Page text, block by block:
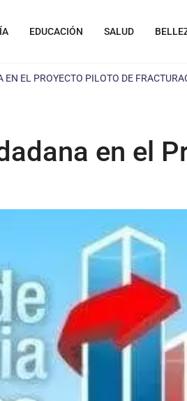
EDUCACIÓN SALUD
EL PROYECTO PILOTO DE
en el